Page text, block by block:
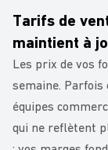
Tarifs de
maintient à
Les prix de vos
semaine. Parfois
équipes
qui ne reflètent